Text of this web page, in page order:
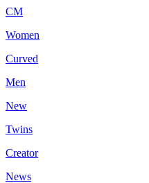
CM
Women
Curved
Men
New
Twins
Creator
News